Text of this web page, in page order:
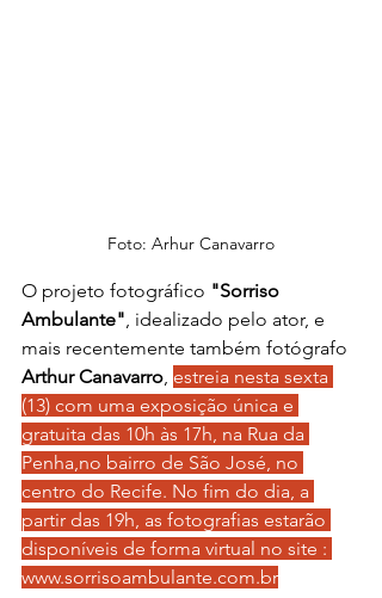
Foto: Arhur Canavarro
O projeto fotográfico "Sorriso
Ambulante", idealizado pelo ator, e
mais recentemente também fotógrafo
Arthur Canavarro, estreia nesta sexta
(13) com uma exposição única e
gratuita das 10h às 17h, na Rua da
Penha,no bairro de São José, no
centro do Recife. No fim do dia, a
partir das 19h, as fotografias estarão
disponíveis de forma virtual no site :
www.sorrisoambulante.com.br